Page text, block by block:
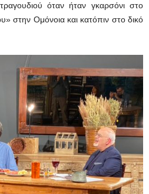
όταν ήταν γκαρσόνι στο
στην Ομόνοια και κατόπιν στο δικό